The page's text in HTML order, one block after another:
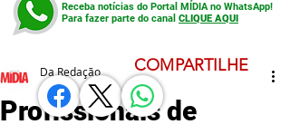
Receba notícias do Portal MÍDIA no WhatsApp!
Para fazer parte do canal CLIQUE AQUI
Profissionais de
Da Redação COMPARTILHE